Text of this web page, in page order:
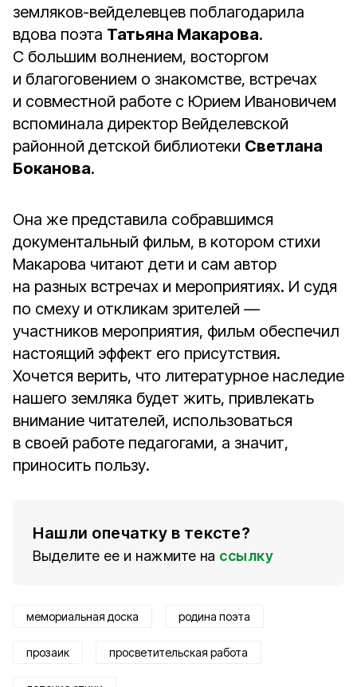
земляков-вейделевцев поблагодарила
вдова поэта Татьяна Макарова.
С большим волнением, восторгом
и благоговением о знакомстве, встречах
и совместной работе с Юрием Ивановичем
вспоминала директор Вейделевской
районной детской библиотеки Светлана
Боканова.
Она же представила собравшимся
документальный фильм, в котором стихи
Макарова читают дети и сам автор
на разных встречах и мероприятиях. И судя
по смеху и откликам зрителей —
участников мероприятия, фильм обеспечил
настоящий эффект его присутствия.
Хочется верить, что литературное наследие
нашего земляка будет жить, привлекать
внимание читателей, использоваться
в своей работе педагогами, а значит,
приносить пользу.
Нашли опечатку в тексте?
Выделите ее и нажмите на ссылку
мемориальная доска родина поэта
прозаик просветительская работа